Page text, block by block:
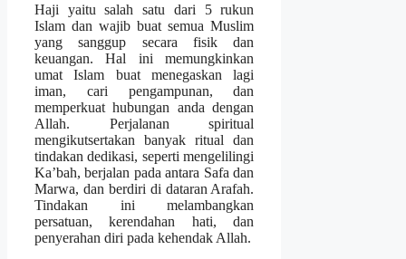
Haji yaitu salah satu dari 5 rukun
Islam dan wajib buat semua Muslim
yang sanggup secara fisik dan
keuangan. Hal ini memungkinkan
umat Islam buat menegaskan lagi
iman, cari pengampunan, dan
memperkuat hubungan anda dengan
Allah. Perjalanan spiritual
mengikutsertakan banyak ritual dan
tindakan dedikasi, seperti mengelilingi
Ka’bah, berjalan pada antara Safa dan
Marwa, dan berdiri di dataran Arafah.
Tindakan ini melambangkan
persatuan, kerendahan hati, dan
penyerahan diri pada kehendak Allah.